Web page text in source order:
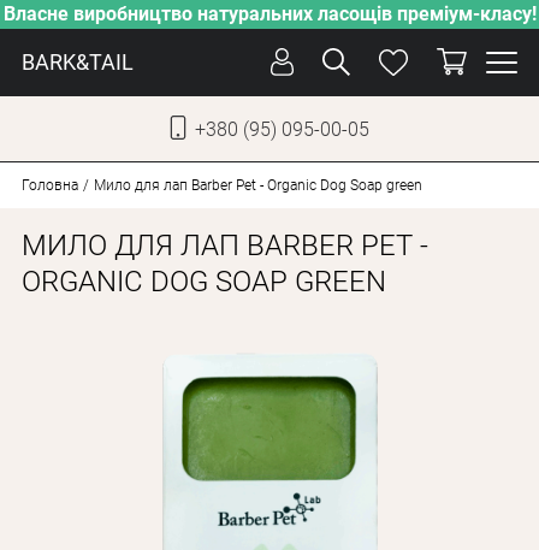
Власне виробництво натуральних ласощів преміум-класу!
BARK&TAIL
+380 (95) 095-00-05
СОБАКИ
КОТИ
ВЛАСНЕ ВИРОБНИЦТВО
НОВИНКИ
АКЦІЇ
БЛОГ
Головна Мило для лап Barber Pet - Organic Dog Soap green
МИЛО ДЛЯ ЛАП BARBER PET -
ORGANIC DOG SOAP GREEN